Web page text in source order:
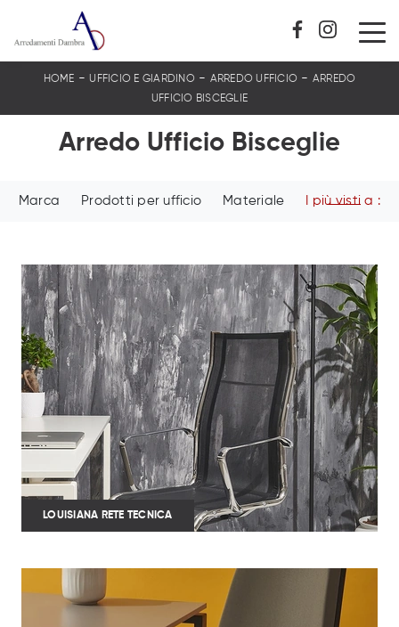
HOME -UFFICIO E GIARDINO- ARREDO UFFICIO - ARREDO
UFFICIO BISCEGLIE
Arredo Ufficio Bisceglie
Marca Prodotti per ufficio Materiale I più visti a :
LOUISIANA RETE TECNICA